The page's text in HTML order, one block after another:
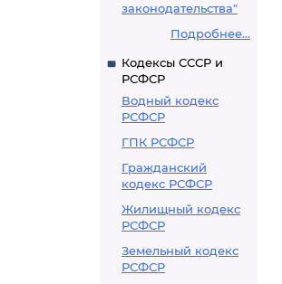
законодательства"
Подробнее...
Кодексы СССР и
РСФСР
Водный кодекс
РСФСР
ГПК РСФСР
Гражданский
кодекс РСФСР
Жилищный кодекс
РСФСР
Земельный кодекс
РСФСР